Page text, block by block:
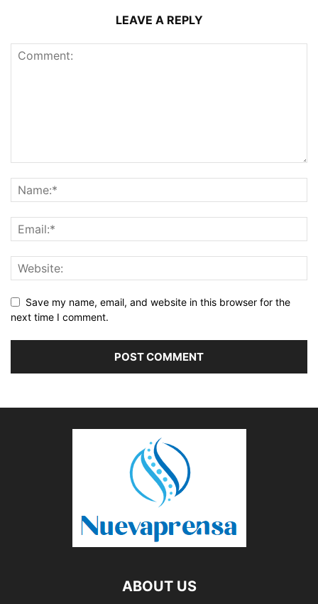
LEAVE A REPLY
Save my name, email, and website in this browser for the
next time I comment.
ABOUT US